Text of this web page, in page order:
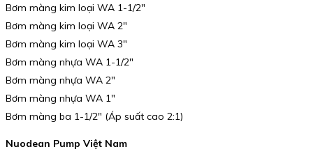
Bơm màng kim loại WA 1-1/2″
Bơm màng kim loại WA 2″
Bơm màng kim loại WA 3″
Bơm màng nhựa WA 1-1/2″
Bơm màng nhựa WA 2″
Bơm màng nhựa WA 1″
Bơm màng ba 1-1/2″ (Áp suất cao 2:1)
Nuodean Pump Việt Nam